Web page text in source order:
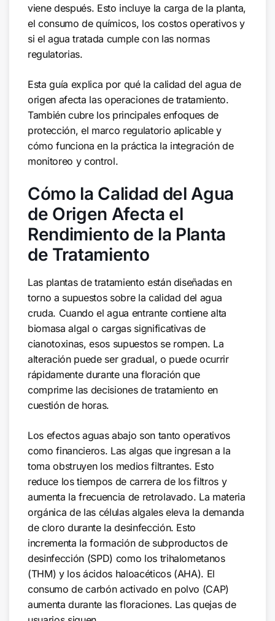
viene después. Esto incluye la carga de la planta,
el consumo de químicos, los costos operativos y
si el agua tratada cumple con las normas
regulatorias.
Esta guía explica por qué la calidad del agua de
origen afecta las operaciones de tratamiento.
También cubre los principales enfoques de
protección, el marco regulatorio aplicable y
cómo funciona en la práctica la integración de
monitoreo y control.
Cómo la Calidad del Agua
de Origen Afecta el
Rendimiento de la Planta
de Tratamiento
Las plantas de tratamiento están diseñadas en
torno a supuestos sobre la calidad del agua
cruda. Cuando el agua entrante contiene alta
biomasa algal o cargas significativas de
cianotoxinas, esos supuestos se rompen. La
alteración puede ser gradual, o puede ocurrir
rápidamente durante una floración que
comprime las decisiones de tratamiento en
cuestión de horas.
Los efectos aguas abajo son tanto operativos
como financieros. Las algas que ingresan a la
toma obstruyen los medios filtrantes. Esto
reduce los tiempos de carrera de los filtros y
aumenta la frecuencia de retrolavado. La materia
orgánica de las células algales eleva la demanda
de cloro durante la desinfección. Esto
incrementa la formación de subproductos de
desinfección (SPD) como los trihalometanos
(THM) y los ácidos haloacéticos (AHA). El
consumo de carbón activado en polvo (CAP)
aumenta durante las floraciones. Las quejas de